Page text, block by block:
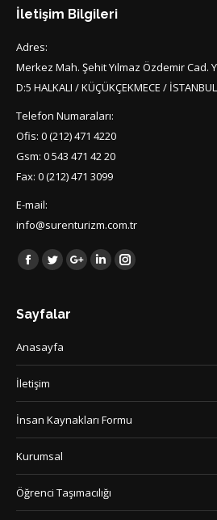
İletişim Bilgileri
Adres:
Merkez Mah. Şehit Yılmaz Özdemir Cad.
D:5 HALKALI / KÜÇÜKÇEKMECE / İSTANBUL
Telefon Numaraları:
Ofis: 0 (212) 471 4220
Gsm: 0 543 471 42 20
Fax: 0 (212) 471 3099
E-mail:
info@surenturizm.com.tr
Find us on:
Facebook
TwitterGoogle+LinkedinInstagram
Sayfalar
Anasayfa
İletişim
İnsan Kaynakları Formu
Kurumsal
Öğrenci Taşımacılığı